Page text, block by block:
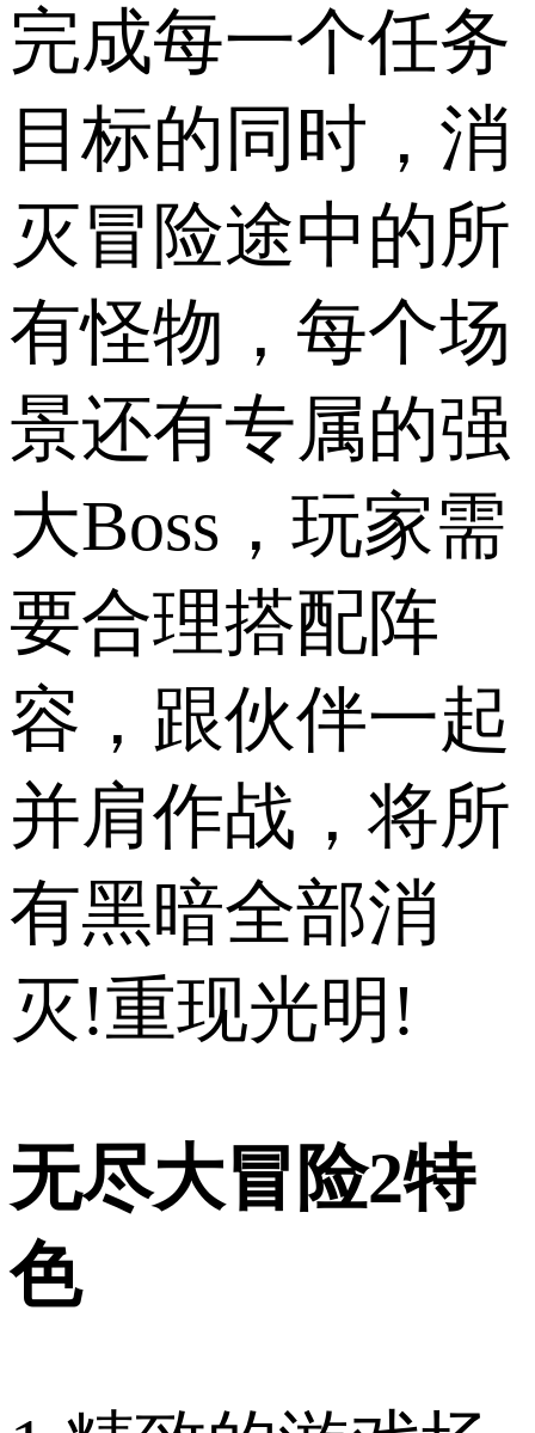
完成每一个任务
目标的同时，消
灭冒险途中的所
有怪物，每个场
景还有专属的强
大Boss，玩家需
要合理搭配阵
容，跟伙伴一起
并肩作战，将所
有黑暗全部消
灭!重现光明!
无尽大冒险2特
色